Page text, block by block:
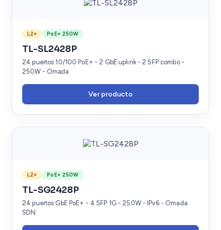
L2+ PoE+ 250W
TL-SL2428P
24 puertos 10/100 PoE+ - 2 GbE uplink - 2 SFP combo -
250W - Omada
Ver producto
L2+ PoE+ 250W
TL-SG2428P
24 puertos GbE PoE+ - 4 SFP 1G - 250W - IPv6 - Omada
SDN